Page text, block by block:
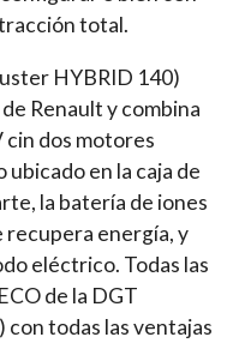
total.
HYBRID 140)
Renault y combina
cin dos motores
en la caja de
la batería de iones
recupera energía, y
eléctrico. Todas las
de la DGT
todas las ventajas